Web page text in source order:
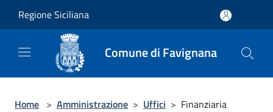
Regione Siciliana
Comune di Favignana
Home > Amministrazione > Uffici > Finanziaria